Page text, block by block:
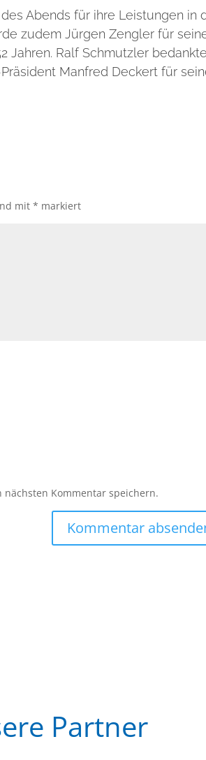
Abends für ihre Leistungen in
zudem Jürgen Zengler für
Jahren. Ralf Schmutzler bedankte
Manfred Deckert für
mit* markiert
Kommentar speichern.
Partner